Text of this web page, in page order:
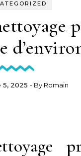
2025 - By Romain